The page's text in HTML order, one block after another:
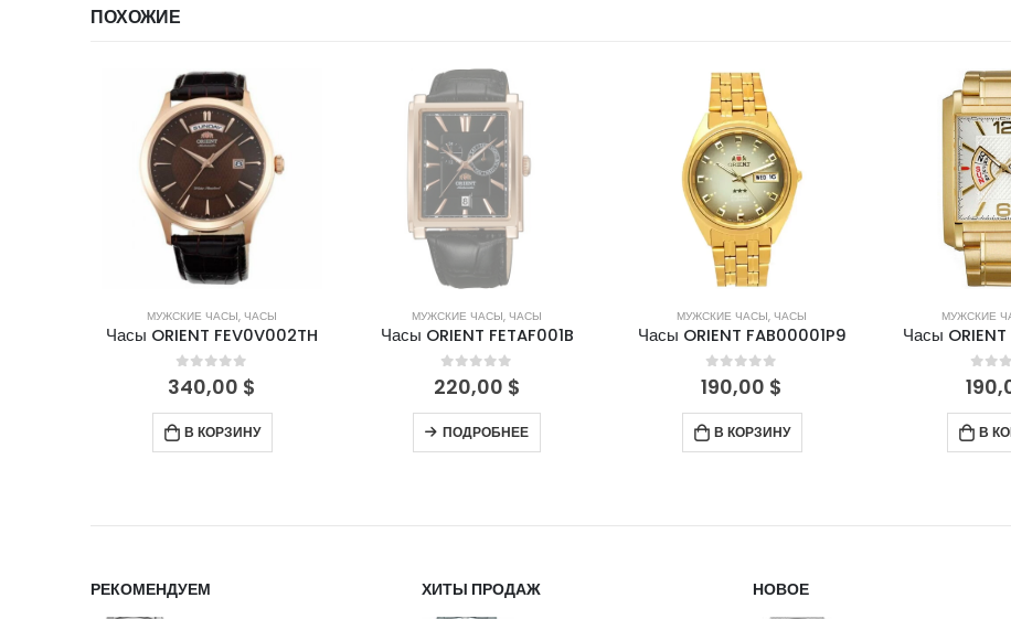
ПОХОЖИЕ
НЕТ В НАЛИЧИИ
МУЖСКИЕ ЧАСЫ, ЧАСЫ
Часы ORIENT FETAF001B
0 out of 5
220,00 $
ПОДРОБНЕЕ
МУЖСКИЕ ЧАСЫ, ЧАСЫ
Часы ORIENT FAB00001P9
0out of 5
190,00 $
В КОРЗИНУ
МУЖСКИЕ ЧАСЫ, ЧАСЫ
Часы ORIENT CFNAB001W
0out of 5
190,00 $
В КОРЗИНУ
МУЖСКИЕ
Часы
0
В
РЕКОМЕНДУЕМ ХИТЫ ПРОДАЖ НОВОЕ